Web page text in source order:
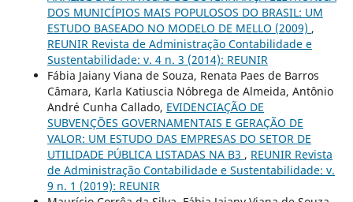
DOS MUNICÍPIOS MAIS POPULOSOS DO BRASIL: UM
ESTUDO BASEADO NO MODELO DE MELLO (2009) ,
REUNIR Revista de Administração Contabilidade e
Sustentabilidade: v. 4 n. 3 (2014): REUNIR
Fábia Jaiany Viana de Souza, Renata Paes de Barros
Câmara, Karla Katiuscia Nóbrega de Almeida, Antônio
André Cunha Callado, EVIDENCIAÇÃO DE
SUBVENÇÕES GOVERNAMENTAIS E GERAÇÃO DE
VALOR: UM ESTUDO DAS EMPRESAS DO SETOR DE
UTILIDADE PÚBLICA LISTADAS NA B3 , REUNIR Revista
de Administração Contabilidade e Sustentabilidade: v.
9 n. 1 (2019): REUNIR